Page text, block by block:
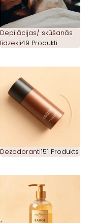
Depilācijas/ skūšanās
līdzekļi49 Produkti
Dezodoranti151 Produkts